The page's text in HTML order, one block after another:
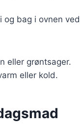
bag i ovnen ved
eller grøntsager.
eller kold.